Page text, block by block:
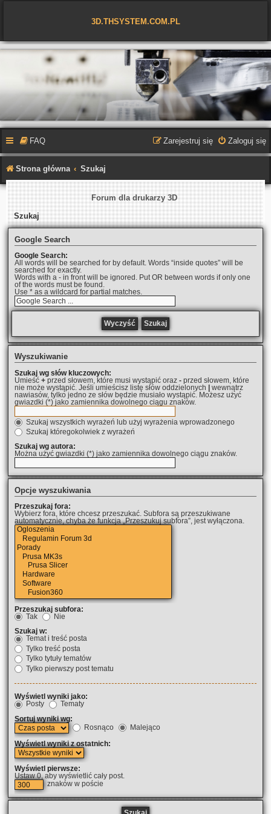
3D.THSYSTEM.COM.PL
FAQ Zaloguj się
Zarejestruj się
Strona główna Szukaj
Forum dla drukarzy 3D
Szukaj
Google Search
Google Search:
All words will be searched for by default. Words “inside quotes” will be
searched for exactly.
Words with a - in front will be ignored. Put OR between words if only one
of the words must be found.
Use * as a wildcard for partial matches.
Wyszukiwanie
Szukaj wg słów kluczowych:
Umieść +przed słowem, które musi wystąpić oraz -przed słowem, które
nie może wystąpić. Jeśli umieścisz listę słów oddzielonych
wewnątrz
nawiasów, tylko jedno ze słów będzie musiało wystąpić. Możesz użyć
gwiazdki (*) jako zamiennika dowolnego ciągu znaków.
Szukaj wszystkich wyrażeń lub użyj wyrażenia wprowadzonego
Szukaj któregokolwiek z wyrażeń
Szukaj wg autora:
Można użyć gwiazdki (*) jako zamiennika dowolnego ciągu znaków.
Opcje wyszukiwania
Przeszukaj fora:
Wybierz fora, które chcesz przeszukać. Subfora są przeszukiwane
automatycznie, chyba że funkcja „Przeszukuj subfora”, jest wyłączona.
Przeszukaj subfora:
Tak
Nie
Szukaj w:
Temat i treść posta
Tylko treść posta
Tylko tytuły tematów
Tylko pierwszy post tematu
Wyświetl wyniki jako:
Posty
Tematy
Sortuj wyniki wg:
Rosnąco
Malejąco
Wyświetl wyniki z ostatnich:
Wyświetl pierwsze:
Ustaw 0, aby wyświetlić cały post.
znaków w poście